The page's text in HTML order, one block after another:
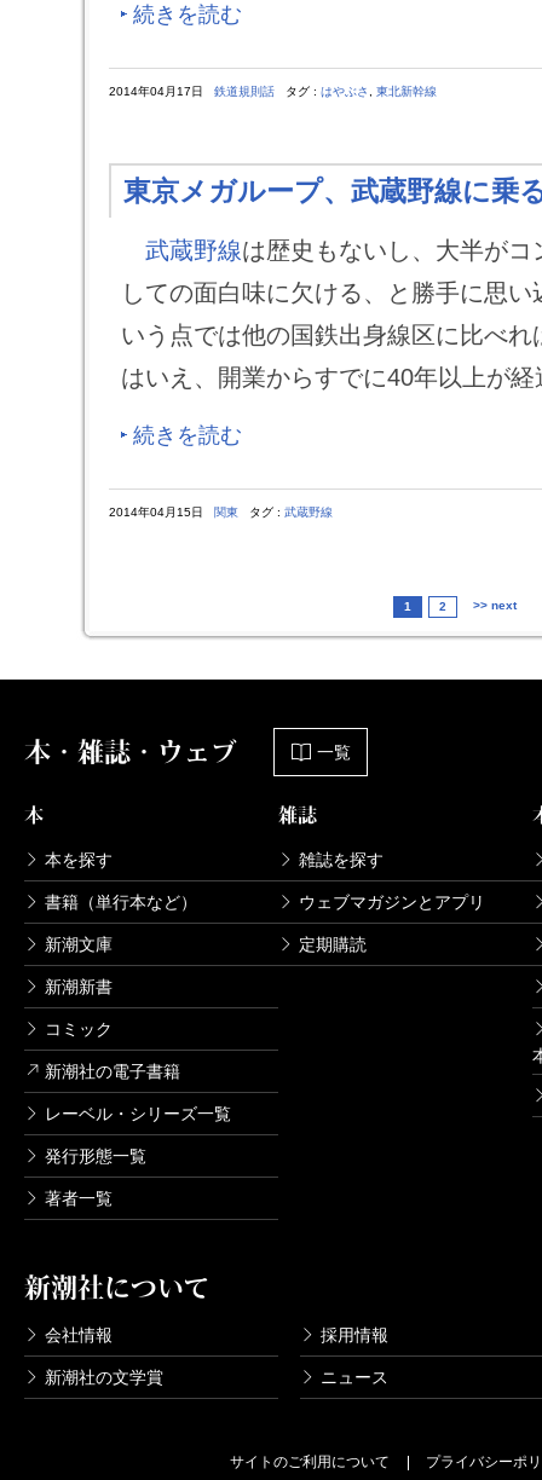
続きを読む
2014年04月17日 鉄道規則話 タグ : はやぶさ 東北新幹線
東京メガループ、武蔵野線に乗
武蔵野線は歴史もないし、大半が
しての面白味に欠ける、と勝手に思
いう点では他の国鉄出身線区に比べ
はいえ、開業からすでに40年以上が
続きを読む
2014年04月15日 関東 タグ : 武蔵野線
1 2 >> next
本・雑誌・ウェブ 一覧
本
本を探す
書籍（単行本など）
新潮文庫
新潮新書
コミック
新潮社の電子書籍
レーベル・シリーズ一覧
発行形態一覧
著者一覧
雑誌
雑誌を探す
ウェブマガジンとアプリ
定期購読
新潮社について
会社情報 採用情報
新潮社の文学賞 ニュース
サイトのご利用について プライバシーポ